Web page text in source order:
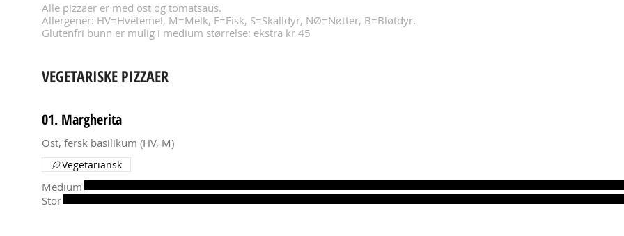
Alle pizzaer er med ost og tomatsaus.
Allergener: HV=Hvetemel, M=Melk, F=Fisk, S=Skalldyr, NØ=Nøtter, B=Bløtdyr.
Glutenfri bunn er mulig i medium størrelse: ekstra kr 45
VEGETARISKE PIZZAER
01. Margherita
Ost, fersk basilikum (HV, M)
Medium
Stor
Vegetariansk